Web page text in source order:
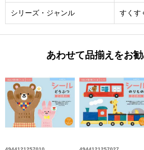
シリーズ・ジャンル すくす
あわせて品揃えをお